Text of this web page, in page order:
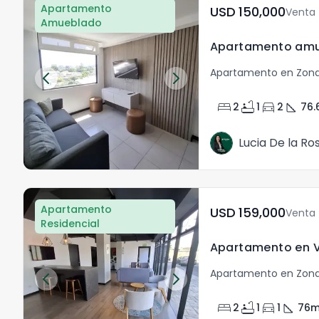
Apartamento
Amueblado
USD	150,000Venta
Apartamento en
bed 2 bathtub1 directions_car 2 square_foot
Lucia De la
Apartamento
Residencial
USD	159,000Venta
Apartamento en
bed 2 bathtub1 directions_car 1 square_foot 76